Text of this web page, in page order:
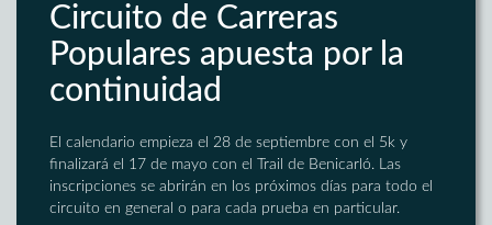
Circuito de Carreras
Populares apuesta por la
continuidad
El calendario empieza el 28 de septiembre con el 5k y
finalizará el 17 de mayo con el Trail de Benicarló. Las
inscripciones se abrirán en los próximos días para todo el
circuito en general o para cada prueba en particular.